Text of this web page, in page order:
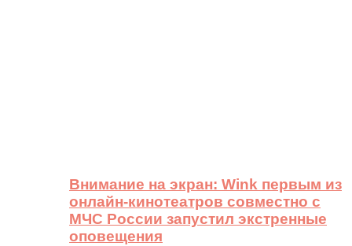
Внимание на экран: Wink первым из
онлайн-кинотеатров совместно с
МЧС России запустил экстренные
оповещения